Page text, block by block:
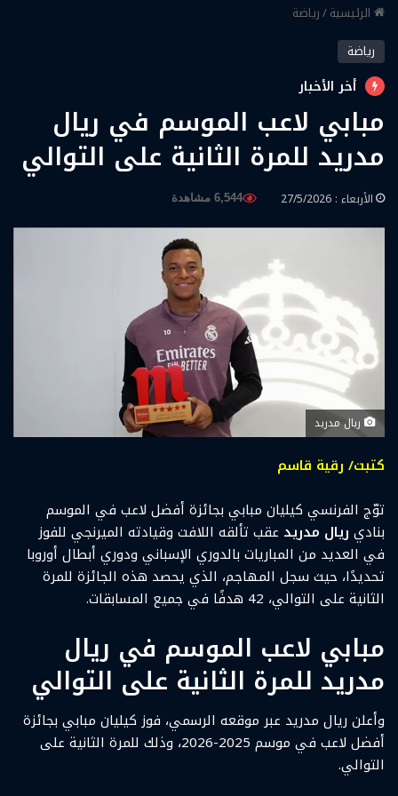
الرئيسية/رياضة
رياضة
أخر الأخبار
مبابي لاعب الموسم في ريال
مدريد للمرة الثانية على التوالي
الأربعاء : 27/5/2026 6,544 مشاهدة
ريال مدريد
كتبت/ رقية قاسم
توّج الفرنسي كيليان مبابي بجائزة أفضل لاعب في الموسم
بنادي ريال مدريد عقب تألقه اللافت وقيادته الميرنجي للفوز
في العديد من المباريات بالدوري الإسباني ودوري أبطال أوروبا
تحديدًا، حيث سجل المهاجم، الذي يحصد هذه الجائزة للمرة
الثانية على التوالي، 42 هدفًا في جميع المسابقات.
مبابي لاعب الموسم في ريال
مدريد للمرة الثانية على التوالي
وأعلن ريال مدريد عبر موقعه الرسمي، فوز كيليان مبابي بجائزة
أفضل لاعب في موسم 2025-2026، وذلك للمرة الثانية على
التوالي.